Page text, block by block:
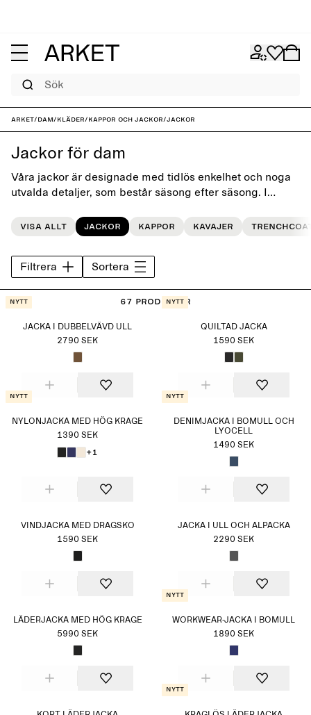
ARKET/Dam/Kläder/Kappor och jackor/Jackor
Jackor för dam
Våra jackor är designade med tidlös enkelhet och noga
utvalda detaljer, som består säsong efter säsong. I
skepparkavajer, overshirts och jeansjackor.
Visa allt Jackor Kappor Kavajer
Filtrera Sortera
67 Produkter
Nytt
JACKA I DUBBELVÄVD ULL
2790 SEK
Nytt
QUILTAD JACKA
1590 SEK
Nytt
NYLONJACKA MED HÖG KRAGE
1390 SEK
+1
Nytt
DENIMJACKA I BOMULL OCH
LYOCELL
1490 SEK
VINDJACKA MED DRAGSKO
1590 SEK
JACKA I ULL OCH ALPACKA
2290 SEK
LÄDERJACKA MED HÖG KRAGE
5990 SEK
Nytt
WORKWEAR-JACKA I BOMULL
1890 SEK
Nytt